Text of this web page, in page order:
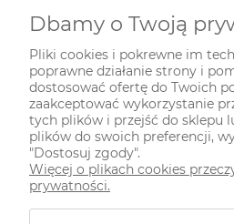
SKŁADANIE ZAMÓWIEŃ
INFORMACJE
ODWIEDŹ NAS NA
Dbamy o Twoją
Pliki cookies i pokrewne im
poprawne działanie strony i
dostosować ofertę do Twoich
zaakceptować wykorzystanie
tych plików i przejść do sklepu
plików do swoich preferencji,
"Dostosuj zgody".
Więcej o plikach cookies
prywatności.